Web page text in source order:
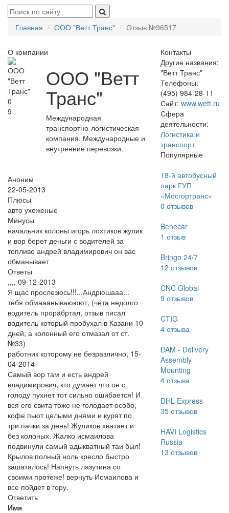
Главная ООО "Ветт Транс" Отзыв №96517
О компании
0
9
ООО "Ветт
Транс"
Международная
транспортно-логистическая
компания. Международные и
внутренние перевозки.
Аноним
22-05-2013
Плюсы
авто ухоженые
Минусы
начальник колоны игорь лохтиков жулик
и вор берет деньги с водителей за
топливо андрей владимирович он вас
обманывает
Ответы
,,,, 09-12-2013
Я щас прослезюсь!!!...Андрюшааа...
тебя обмааанываююют, (чёта недолго
водитель прорабртал, отзыв писал
водитель который пробухал в Казани 10
дней, а колонный его отмазал от ст.
№33)
работник которому не безразлично, 15-
04-2014
Самый вор там и есть андрей
владимирович, кто думает что он с
голоду пухнет тот сильно ошибается! И
вся его свита тоже не голодает особо,
кофе пьют целыми днями и курят по
три пачки за день! Жуликов хватает и
без колоных. Жалко исмаилова
подвинули самый адыкватный таи был!
Крылов полный ноль кресло быстро
зашаталось! Напнуть лазутина со
своими протеже! вернуть Исмаилова и
все пойдет в гору.
Ответить
Имя
Контакты
Другие названия:
"Ветт Транс"
Телефоны:
(495) 984-28-11
Сайт: www.wett.ru
Сфера
деятельности:
Логистика и
транспорт
Популярные
18-й автобусный
парк ГУП
«Мосгортранс»
0 отзывов
Benecar
1 отзыв
Bringo 24/7
12 отзывов
CNC Global
9 отзывов
CTIG
4отзыва
DAM - Delivery
Assembly
Mounting
4отзыва
DHL Express
35отзывов
HAVI Logistics
Russia
13 отзывов